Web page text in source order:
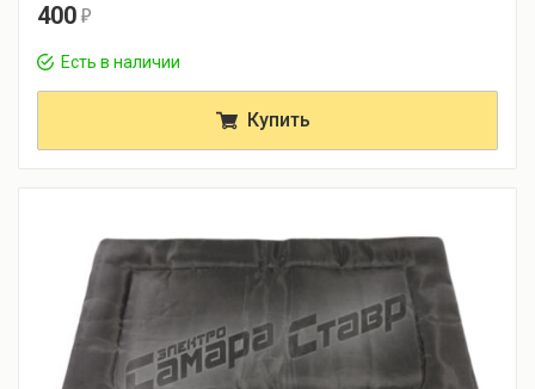
400 r
Есть в наличии
Купить